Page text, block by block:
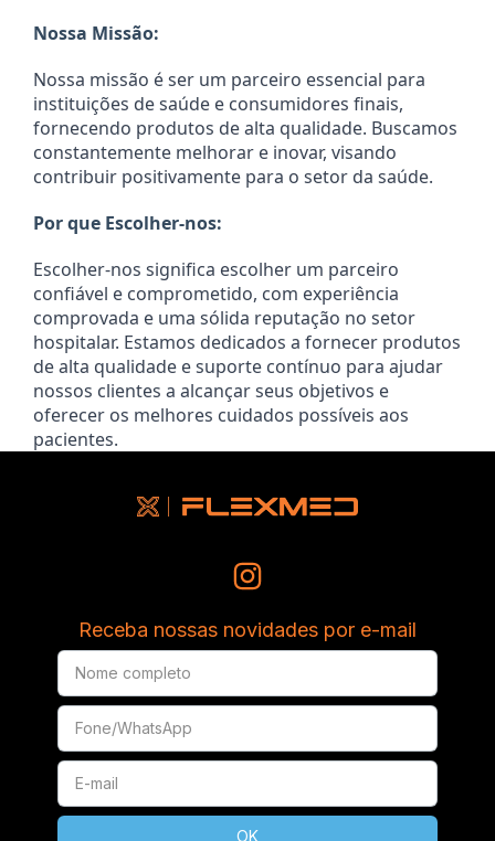
Nossa Missão:
Nossa missão é ser um parceiro essencial para
instituições de saúde e consumidores finais,
fornecendo produtos de alta qualidade. Buscamos
constantemente melhorar e inovar, visando
contribuir positivamente para o setor da saúde.
Por que Escolher-nos:
Escolher-nos significa escolher um parceiro
confiável e comprometido, com experiência
comprovada e uma sólida reputação no setor
hospitalar. Estamos dedicados a fornecer produtos
de alta qualidade e suporte contínuo para ajudar
nossos clientes a alcançar seus objetivos e
oferecer os melhores cuidados possíveis aos
pacientes.
Receba nossas novidades por e-mail